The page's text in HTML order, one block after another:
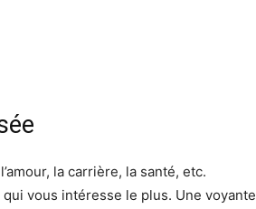
la carrière, la santé, etc.
vous intéresse le plus. Une voyante